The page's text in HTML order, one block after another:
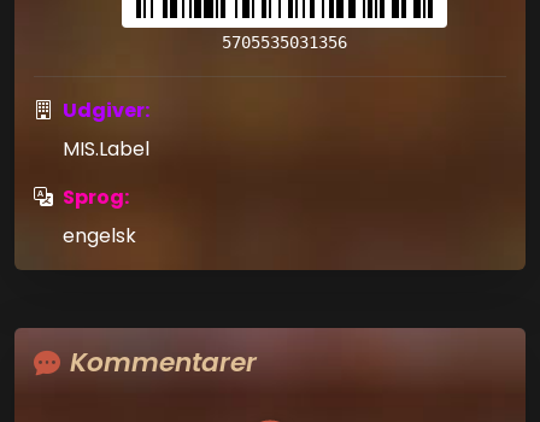
5705535031356
Udgiver:
MIS.Label
Sprog:
engelsk
Kommentarer